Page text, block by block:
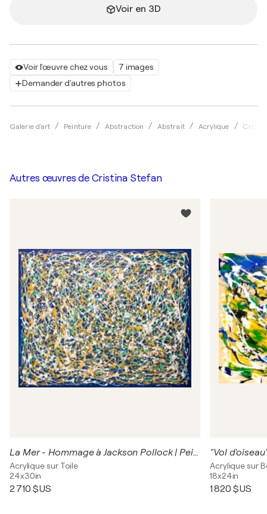
Voir l'œuvre chez vous
7 images
Demander d'autres photos
Galerie d'art Peinture Abstraction Abstrait Acrylique
Voir en 3D
Autres œuvres de Cristina Stefan
La Mer - Hommage à Jackson Pollock | Peinture Abstraite
Acrylique sur Toile
24x30in
2 710 $US
Acrylique sur
18x24in
1 820 $US